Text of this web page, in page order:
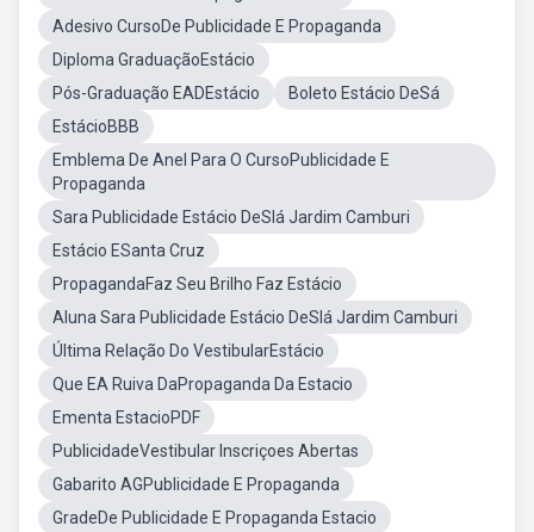
Adesivo CursoDe Publicidade E Propaganda
Diploma GraduaçãoEstácio
Pós-Graduação EADEstácio
Boleto Estácio DeSá
EstácioBBB
Emblema De Anel Para O CursoPublicidade E
Propaganda
Sara Publicidade Estácio DeSlá Jardim Camburi
Estácio ESanta Cruz
PropagandaFaz Seu Brilho Faz Estácio
Aluna Sara Publicidade Estácio DeSlá Jardim Camburi
Última Relação Do VestibularEstácio
Que EA Ruiva DaPropaganda Da Estacio
Ementa EstacioPDF
PublicidadeVestibular Inscriçoes Abertas
Gabarito AGPublicidade E Propaganda
GradeDe Publicidade E Propaganda Estacio